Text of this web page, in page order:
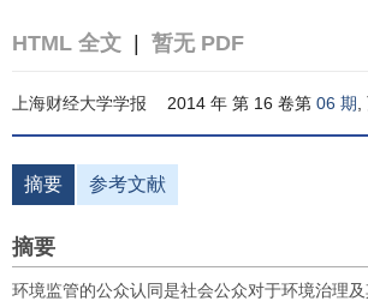
HTML 全文 暂无 PDF
上海财经大学学报 2014 年 第 16 卷第 06 期
摘要 参考文献
摘要
环境监管的公众认同是社会公众对于环境治理